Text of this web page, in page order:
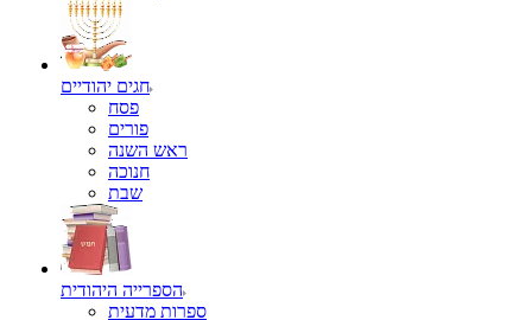
חגים יהודיים
פסח
פורים
ראש השנה
חנוכה
שבת
הספרייה היהודית
ספרות מדעית